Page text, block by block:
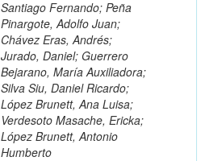
Santiago Fernando; Peña
Pinargote, Adolfo Juan;
Chávez Eras, Andrés;
Jurado, Daniel; Guerrero
Bejarano, María Auxiliadora;
Silva Siu, Daniel Ricardo;
López Brunett, Ana Luisa;
Verdesoto Masache, Ericka;
López Brunett, Antonio
Humberto